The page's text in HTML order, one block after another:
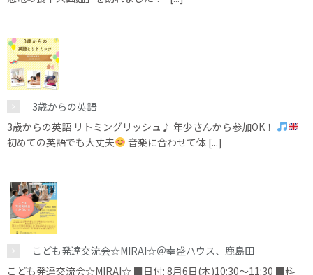
3歳からの英語
3歳からの英語 リトミングリッシュ♪ 年少さんから参加OK！
初めての英語でも大丈夫
音楽に合わせて体 [...]
こども発達交流会☆MIRAI☆＠幸盛ハウス、鹿島田
こども発達交流会☆MIRAI☆ ■日付: 8月6日(木)10:30～11:30 ■料